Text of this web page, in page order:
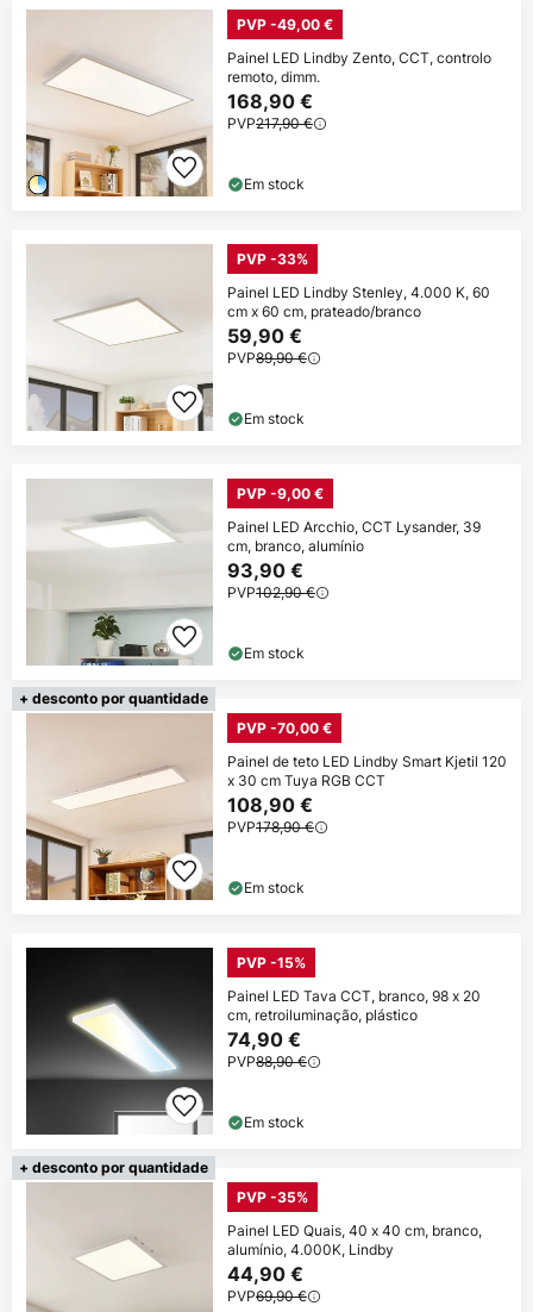
PVP -49,00 €
Painel LED Lindby Zento, CCT, controlo
remoto, dimm.
168,90 €
PVP217,90 €
Em stock
PVP -33%
Painel LED Lindby Stenley, 4.000 K, 60
cm x 60 cm, prateado/branco
59,90 €
PVP89,90 €
Em stock
PVP -9,00 €
Painel LED Arcchio, CCT Lysander, 39
cm, branco, alumínio
93,90 €
PVP102,90 €
Em stock
+ desconto por quantidade
PVP -70,00 €
Painel de teto LED Lindby Smart Kjetil 120
x 30 cm Tuya RGB CCT
108,90 €
PVP178,90 €
Em stock
PVP -15%
Painel LED Tava CCT, branco, 98 x 20
cm, retroiluminação, plástico
74,90 €
PVP88,90 €
Em stock
+ desconto por quantidade
PVP -35%
Painel LED Quais, 40 x 40 cm, branco,
alumínio, 4.000K, Lindby
44,90 €
PVP69,90 €